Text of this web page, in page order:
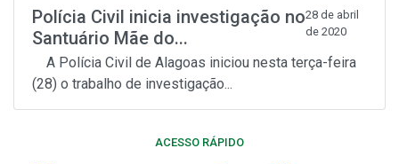
Polícia Civil inicia investigação no
Santuário Mãe do...
28 de abril
de 2020
A Polícia Civil de Alagoas iniciou nesta terça-feira
(28) o trabalho de investigação...
ACESSO RÁPIDO